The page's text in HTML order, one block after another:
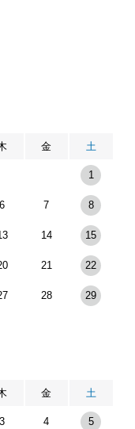
金 土
1
6 7 8
14 15
21 22
28 29
金 土
3 4 5